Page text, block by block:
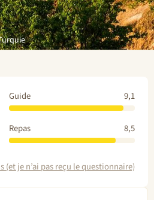
Guide 9,1
Repas 8,5
(et je n’ai pas reçu le questionnaire)